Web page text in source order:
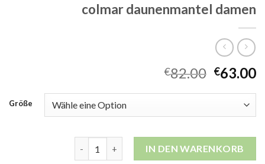
colmar daunenmantel damen
€82.00 €63.00
Größe
IN DEN WARENKORB